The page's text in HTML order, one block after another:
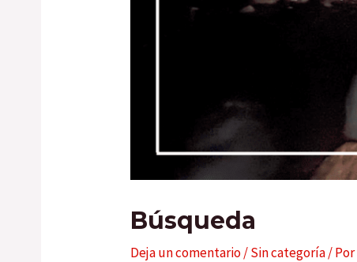
Búsqueda
Deja un comentario/Sin categoría/ Por